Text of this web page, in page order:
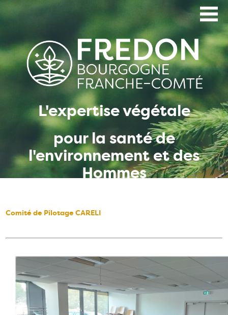
L'expertise végétale
pour la santé de
l'environnement et des
Hommes
Comité de Pilotage CARELI